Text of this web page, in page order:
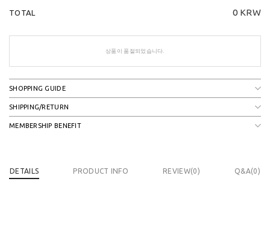
TOTAL 0 KRW
상품이 품절되었습니다.
SHOPPING GUIDE
SHIPPING/RETURN
MEMBERSHIP BENEFIT
DETAILS PRODUCT INFO REVIEW(0) Q&A(0)